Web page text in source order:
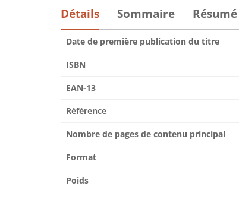
Détails Sommaire Résumé
Date de première publication du titre
ISBN
EAN-13
Référence
Nombre de pages de contenu principal
Format
Poids